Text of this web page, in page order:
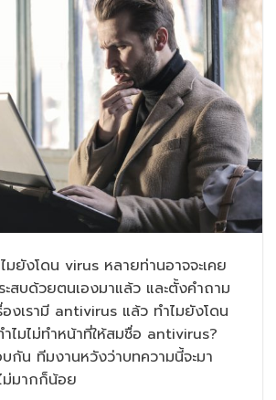
ยังโดน virus หลายท่านอาจจะเคย
สบด้วยตนเองมาแล้ว และตั้งคำถาม
รื่องเรามี antivirus แล้ว ทำไมยังโดน
ไมไม่ทำหน้าที่ให้สมชื่อ antivirus?
บกัน ทีมงานหวังว่าบทความนี้จะมา
ม่มากก็น้อย